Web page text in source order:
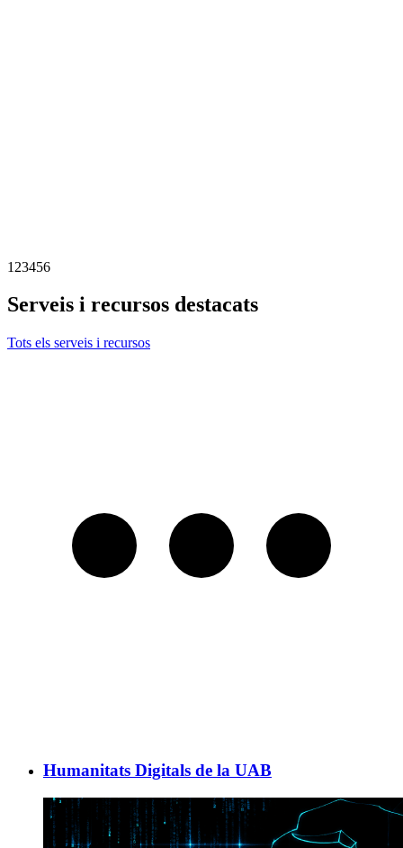
1 23456
Serveis i recursos destacats
Tots els serveis i recursos
Humanitats Digitals de la UAB